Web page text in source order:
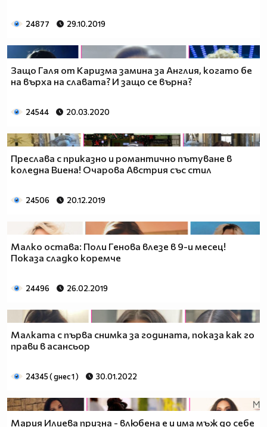
24877 29.10.2019
Защо Галя от Каризма замина за Англия, когато бе
на върха на славата? И защо се върна?
24544 20.03.2020
Преслава с приказно и романтично пътуване в
коледна Виена! Очарова Австрия със стил
24506 20.12.2019
Малко остава: Поли Генова влезе в 9-и месец!
Показа сладко коремче
24496 26.02.2019
Малката с първа снимка за годината, показа как го
прави в асансьор
24345 ( днес 1 ) 30.01.2022
Мария Илиева призна - влюбена е и има мъж до себе